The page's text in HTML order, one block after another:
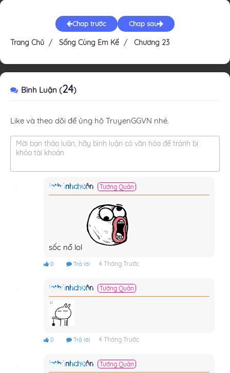
Chap trước Chap sau
Trang Chủ Sống Cùng Em Kế Chương 23
Bình Luận (24)
Like và theo dõi để ủng hộ TruyenGGVN nhé.
Mời bạn thảo luận, hãy bình luận có văn hóa để tránh bị
khóa tài khoản
lọthánhchítôn Tướng Quân
sốc nổ lol
0 Trả lời 4 Tháng Trước
lọthánhchítôn Tướng Quân
0 Trả lời 4 Tháng Trước
lọthánhchítôn Tướng Quân